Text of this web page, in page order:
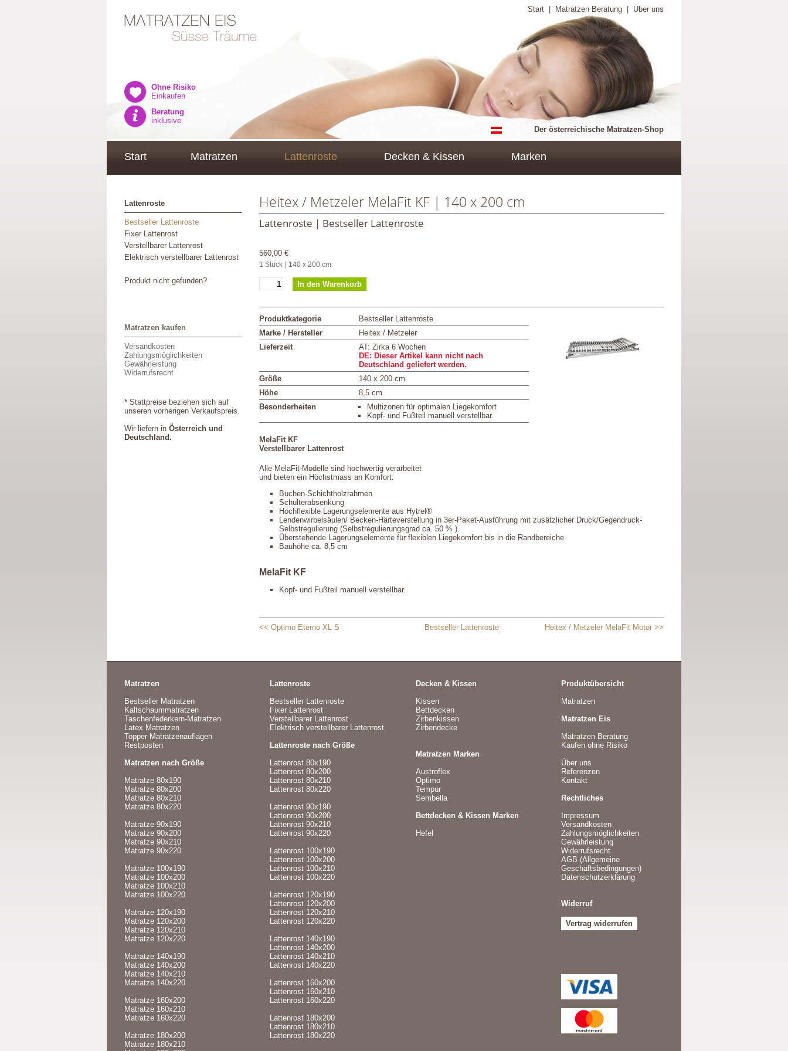
Start Matratzen Beratung Über uns
Ohne Risiko
Einkaufen
Beratung
inklusive
Der österreichische Matratzen-Shop
Start Matratzen Lattenroste Decken & Kissen Marken
Lattenroste
Bestseller Lattenroste
Fixer Lattenrost
Verstellbarer Lattenrost
Elektrisch verstellbarer Lattenrost
Produkt nicht gefunden?
Matratzen kaufen
Versandkosten
Zahlungsmöglichkeiten
Gewährleistung
Widerrufsrecht
* Stattpreise beziehen sich auf
unseren vorherigen Verkaufspreis.
Wir liefern in Österreich und
Deutschland.
Heitex / Metzeler MelaFit KF | 140 x 200 cm
Lattenroste | Bestseller Lattenroste
560,00 €
1 Stück | 140 x 200 cm
Produktkategorie
Bestseller Lattenroste
Marke / Hersteller
Heitex / Metzeler
Lieferzeit
AT: Zirka 6 Wochen
DE: Dieser Artikel kann nicht nach
Deutschland geliefert werden.
Größe
140 x 200 cm
Höhe
8,5 cm
Besonderheiten
Multizonen für optimalen Liegekomfort
Kopf- und Fußteil manuell verstellbar.
MelaFit KF
Verstellbarer Lattenrost
Alle MelaFit-Modelle sind hochwertig verarbeitet
und bieten ein Höchstmass an Komfort:
Buchen-Schichtholzrahmen
Schulterabsenkung
Hochflexible Lagerungselemente aus Hytrel®
Lendenwirbelsäulen/ Becken-Härteverstellung in 3er-Paket-Ausführung mit zusätzlicher Druck/Gegendruck-
Selbstregulierung (Selbstregulierungsgrad ca. 50 % )
Überstehende Lagerungselemente für flexiblen Liegekomfort bis in die Randbereiche
Bauhöhe ca. 8,5 cm
MelaFit KF
Kopf- und Fußteil manuell verstellbar.
<< Optimo Eterno XL S Bestseller Lattenroste Heitex / Metzeler MelaFit Motor >>
Matratzen
Bestseller Matratzen
Kaltschaummatratzen
Taschenfederkern-Matratzen
Latex Matratzen
Topper Matratzenauflagen
Restposten
Matratzen nach Größe
Matratze 80x190
Matratze 80x200
Matratze 80x210
Matratze 80x220
Matratze 90x190
Matratze 90x200
Matratze 90x210
Matratze 90x220
Matratze 100x190
Matratze 100x200
Matratze 100x210
Matratze 100x220
Matratze 120x190
Matratze 120x200
Matratze 120x210
Matratze 120x220
Matratze 140x190
Matratze 140x200
Matratze 140x210
Matratze 140x220
Matratze 160x200
Matratze 160x210
Matratze 160x220
Matratze 180x200
Matratze 180x210
Lattenroste
Bestseller Lattenroste
Fixer Lattenrost
Verstellbarer Lattenrost
Elektrisch verstellbarer Lattenrost
Lattenroste nach Größe
Lattenrost 80x190
Lattenrost 80x200
Lattenrost 80x210
Lattenrost 80x220
Lattenrost 90x190
Lattenrost 90x200
Lattenrost 90x210
Lattenrost 90x220
Lattenrost 100x190
Lattenrost 100x200
Lattenrost 100x210
Lattenrost 100x220
Lattenrost 120x190
Lattenrost 120x200
Lattenrost 120x210
Lattenrost 120x220
Lattenrost 140x190
Lattenrost 140x200
Lattenrost 140x210
Lattenrost 140x220
Lattenrost 160x200
Lattenrost 160x210
Lattenrost 160x220
Lattenrost 180x200
Lattenrost 180x210
Lattenrost 180x220
Decken & Kissen
Kissen
Bettdecken
Zirbenkissen
Zirbendecke
Matratzen Marken
Austroflex
Optimo
Tempur
Sembella
Bettdecken & Kissen Marken
Hefel
Produktübersicht
Matratzen
Matratzen Eis
Matratzen Beratung
Kaufen ohne Risiko
Über uns
Referenzen
Kontakt
Rechtliches
Impressum
Versandkosten
Zahlungsmöglichkeiten
Gewährleistung
Widerrufsrecht
AGB (Allgemeine
Geschäftsbedingungen)
Datenschutzerklärung
Widerruf
Vertrag widerrufen